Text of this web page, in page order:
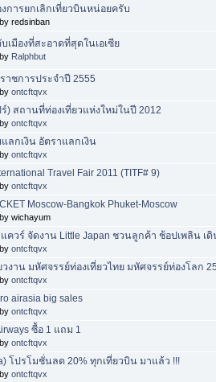
งการยกเลิกเที่ยวบินหน่อยครับ
redsinban
เมืองที่สะอาดที่สุดในเอเซีย
Ralphbut
าชการประจำปี 2555
ontcftqvx
) สถานที่ท่องเที่ยวแห่งใหม่ในปี 2012
ontcftqvx
แลกเงิน อัตราแลกเงิน
ontcftqvx
Travel Fair 2011 (TITF# 9)
ontcftqvx
Moscow-Bangkok Phuket-Moscow
wichayum
ควร์ จัดงาน Little Japan ชวนลูกค้า ช้อปเพลิน
ontcftqvx
วงาน มหัศจรรย์ท่องเที่ยวไทย มหัศจรรย์ท่องโลก
ontcftqvx
airasia big sales
ontcftqvx
ซื้อ 1 แถม 1
ontcftqvx
โปรโมชั่นลด 20% ทุกเที่ยวบิน มาแล้ว !!!
ontcftqvx